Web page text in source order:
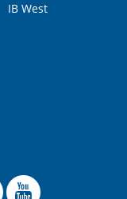
IB West